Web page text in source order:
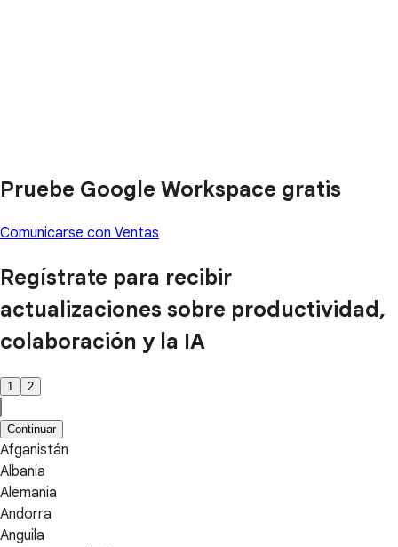
Pruebe Google Workspace gratis
Comunicarse con Ventas
Regístrate para recibir
actualizaciones sobre productividad,
colaboración y la IA
1 2
Continuar
Afganistán
Albania
Alemania
Andorra
Anguila